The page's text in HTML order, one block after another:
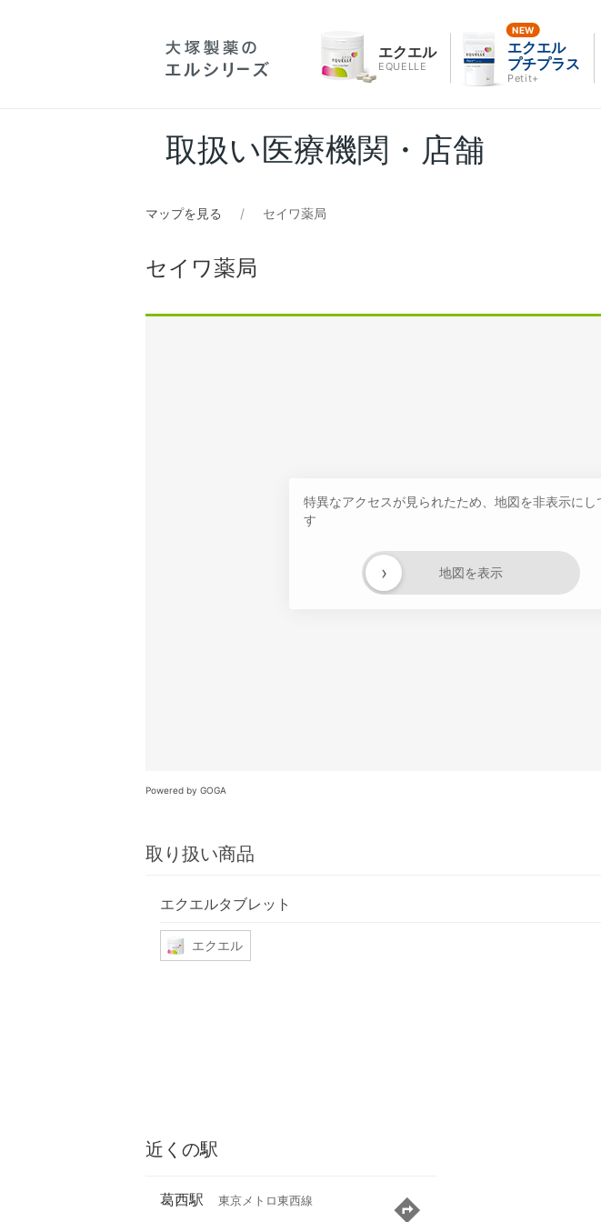
エクエル
EQUELLE
エクエル
プチプラス
Petit+
取扱い医療機関・店舗
マップを見る セイワ薬局
セイワ薬局
特異なアクセスが見られたため、地図を非表示にし
す
地図を表示
›
Powered by GOGA
取り扱い商品
エクエルタブレット
エクエル
近くの駅
葛西駅 東京メトロ東西線